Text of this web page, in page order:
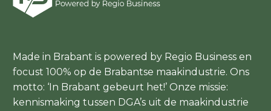
Made in Brabant is powered by Regio Business en
focust 100% op de Brabantse maakindustrie. Ons
motto: ‘In Brabant gebeurt het!’ Onze missie:
kennismaking tussen DGA’s uit de maakindustrie